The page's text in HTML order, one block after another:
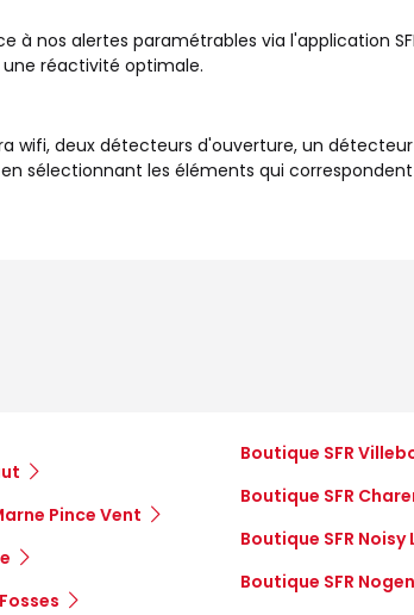
nos alertes paramétrables via l'application
réactivité optimale.
wifi, deux détecteurs d'ouverture, un
sélectionnant les éléments qui
Pince Vent
Boutique SFR
Boutique SFR
Boutique SFR
Boutique SFR